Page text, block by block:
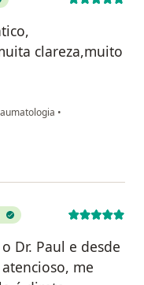
clareza,muito
•
Dr. Paul e desde
me